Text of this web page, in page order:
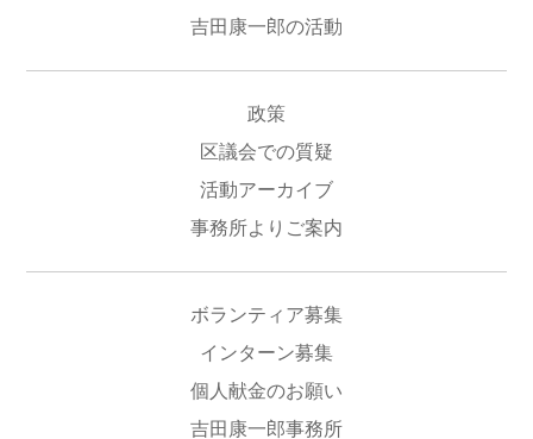
吉田康一郎の活動
政策
区議会での質疑
活動アーカイブ
事務所よりご案内
ボランティア募集
インターン募集
個人献金のお願い
吉田康一郎事務所